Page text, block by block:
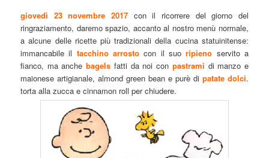
giovedì 23 novembre 2017 con il ricorrere del giorno del
ringraziamento, daremo spazio, accanto al nostro menù normale,
a alcune delle ricette più tradizionali della cucina statuinitense:
immancabile il tacchino arrosto con il suoripieno servito a
fianco, ma anchebagels fatti da noi con pastrami di manzo e
maionese artigianale, almond green bean e purè di patate dolci.
torta alla zucca e cinnamon roll per chiudere.